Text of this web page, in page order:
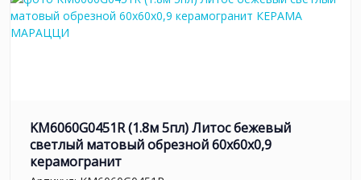
KM6060G0451R (1.8м 5пл) Литос бежевый
светлый матовый обрезной 60x60x0,9
керамогранит